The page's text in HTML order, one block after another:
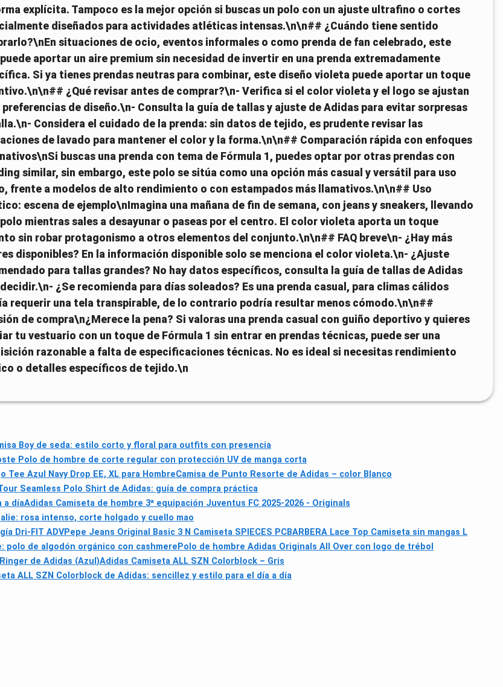
explícita. Tampoco es la mejor opción si buscas un polo con un ajuste ultrafino o cortes
diseñados para actividades atléticas intensas.\n\n## ¿Cuándo tiene sentido
situaciones de ocio, eventos informales o como prenda de fan celebrado, este
aportar un aire premium sin necesidad de invertir en una prenda extremadamente
Si ya tienes prendas neutras para combinar, este diseño violeta puede aportar un toque
¿Qué revisar antes de comprar?\n- Verifica si el color violeta y el logo se ajustan
preferencias de diseño.\n- Consulta la guía de tallas y ajuste de Adidas para evitar sorpresas
Considera el cuidado de la prenda: sin datos de tejido, es prudente revisar las
de lavado para mantener el color y la forma.\n\n## Comparación rápida con enfoques
buscas una prenda con tema de Fórmula 1, puedes optar por otras prendas con
similar, sin embargo, este polo se sitúa como una opción más casual y versátil para uso
frente a modelos de alto rendimiento o con estampados más llamativos.\n\n## Uso
escena de ejemplo\nImagina una mañana de fin de semana, con jeans y sneakers, llevando
mientras sales a desayunar o paseas por el centro. El color violeta aporta un toque
sin robar protagonismo a otros elementos del conjunto.\n\n## FAQ breve\n- ¿Hay más
disponibles? En la información disponible solo se menciona el color violeta.\n- ¿Ajuste
para tallas grandes? No hay datos específicos, consulta la guía de tallas de Adidas
¿Se recomienda para días soleados? Es una prenda casual, para climas cálidos
requerir una tela transpirable, de lo contrario podría resultar menos cómodo.\n\n##
de compra\n¿Merece la pena? Si valoras una prenda casual con guiño deportivo y quieres
tu vestuario con un toque de Fórmula 1 sin entrar en prendas técnicas, puede ser una
razonable a falta de especificaciones técnicas. No es ideal si necesitas rendimiento
o detalles específicos de tejido.\n
Boy de seda: estilo corto y floral para outfits con presencia
Polo de hombre de corte regular con protección UV de manga corta
Tee Azul Navy Drop EE, XL para HombreCamisa de Punto Resorte de Adidas – color Blanco
Seamless Polo Shirt de Adidas: guía de compra práctica
a díaAdidas Camiseta de hombre 3ª equipación Juventus FC 2025-2026 - Originals
rosa intenso, corte holgado y cuello mao
Dri-FIT ADVPepe Jeans Original Basic 3 N Camiseta S PIECES PCBARBERA Lace Top Camiseta sin mangas L
polo de algodón orgánico con cashmere Polo de hombre Adidas Originals All Over con logo de trébol
de Adidas (Azul)Adidas Camiseta ALL SZN Colorblock – Gris
ALL SZN Colorblock de Adidas: sencillez y estilo para el día a día